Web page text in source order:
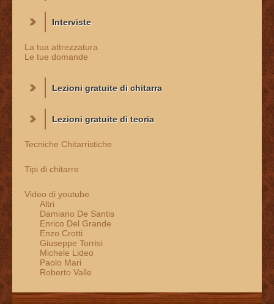
Interviste
La tua attrezzatura
Le tue domande
Lezioni gratuite di chitarra
Lezioni gratuite di teoria
Tecniche Chitarristiche
Tipi di chitarre
Video di youtube
Altri
Damiano De Santis
Enrico Del Grande
Enzo Crotti
Giuseppe Torrisi
Michele Lideo
Paolo Mari
Roberto Valle